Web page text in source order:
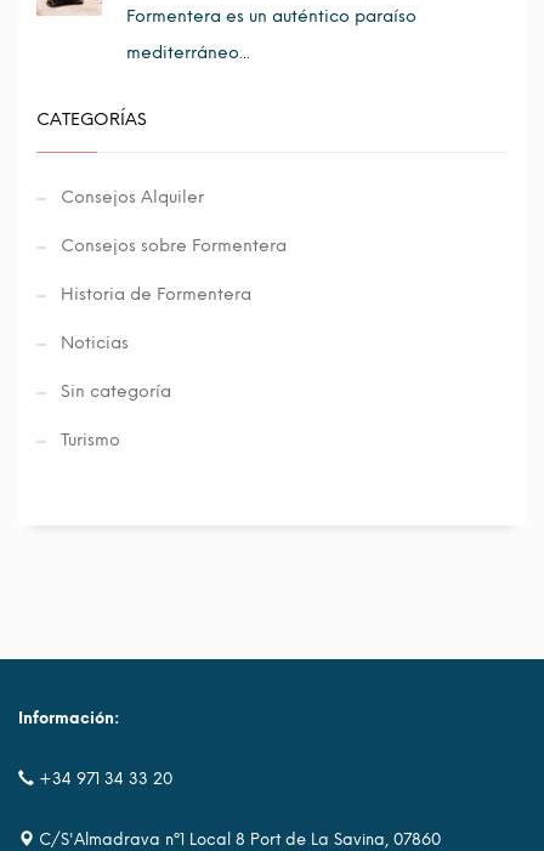
Formentera es un auténtico paraíso
mediterráneo...
CATEGORÍAS
Consejos Alquiler
Consejos sobre Formentera
Historia de Formentera
Noticias
Sin categoría
Turismo
Información:
+34 971 34 33 20
C/S'Almadrava nº1 Local 8 Port de La Savina, 07860